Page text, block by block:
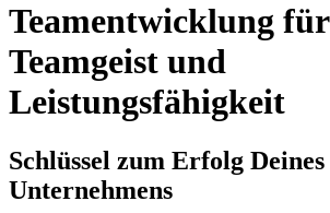
Teamentwicklung für
Teamgeist und
Leistungsfähigkeit
Schlüssel zum Erfolg Deines
Unternehmens